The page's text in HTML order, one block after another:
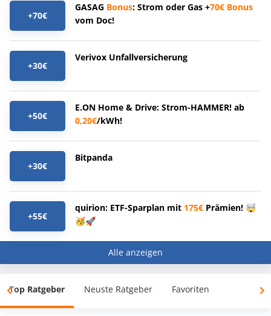
+70€
GASAG Bonus: Strom oder Gas +70€ Bonus
vom Doc!
+30€
Verivox Unfallversicherung
+50€
E.ON Home & Drive: Strom-HAMMER! ab
0,20€/kWh!
+30€
Bitpanda
+55€
quirion: ETF-Sparplan mit 175€ Prämien! 🤯
🥳🚀
Alle anzeigen
Top Ratgeber Neuste Ratgeber Favoriten